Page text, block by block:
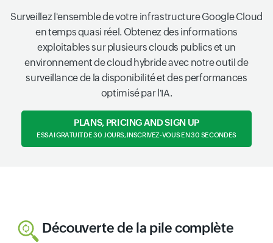
Surveillez l'ensemble de votre infrastructure Google Cloud
en temps quasi réel. Obtenez des informations
exploitables sur plusieurs clouds publics et un
environnement de cloud hybride avec notre outil de
surveillance de la disponibilité et des performances
optimisé par l'IA.
PLANS, PRICING AND SIGN UP
ESSAI GRATUIT DE 30 JOURS, INSCRIVEZ-VOUS EN 30 SECONDES
Découverte de la pile complète